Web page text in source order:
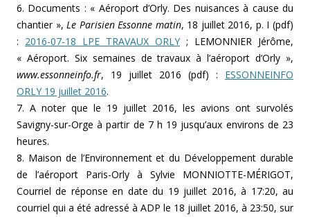
6. Documents : « Aéroport d’Orly. Des nuisances à cause du
chantier »,Le Parisien Essonne matin, 18 juillet 2016, p. I (pdf)
: 2016-07-18 LPE TRAVAUX ORLY ; LEMONNIER Jérôme,
« Aéroport. Six semaines de travaux à l’aéroport d’Orly »,
www.essonneinfo.fr, 19 juillet 2016 (pdf) : ESSONNEINFO
ORLY 19 juillet 2016.
7. A noter que le 19 juillet 2016, les avions ont survolés
Savigny-sur-Orge à partir de 7 h 19 jusqu’aux environs de 23
heures.
8. Maison de l’Environnement et du Développement durable
de l’aéroport Paris-Orly à Sylvie MONNIOTTE-MÉRIGOT,
Courriel de réponse en date du 19 juillet 2016, à 17:20, au
courriel qui a été adressé à ADP le 18 juillet 2016, à 23:50, sur